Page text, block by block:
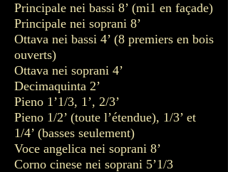
Principale nei bassi 8’ (mi1 en façade)
Principale nei soprani 8’
Ottava nei bassi 4’ (8 premiers en bois
ouverts)
Ottava nei soprani 4’
Decimaquinta 2’
Pieno 1’1/3, 1’, 2/3’
Pieno 1/2’ (toute l’étendue), 1/3’ et
1/4’ (basses seulement)
Voce angelica nei soprani 8’
Corno cinese nei soprani 5’1/3